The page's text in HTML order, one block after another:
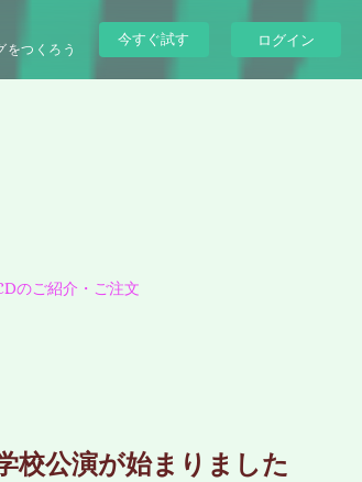
をつくろう
今すぐ試す ログイン
のご紹介・ご注文
校公演が始まりました